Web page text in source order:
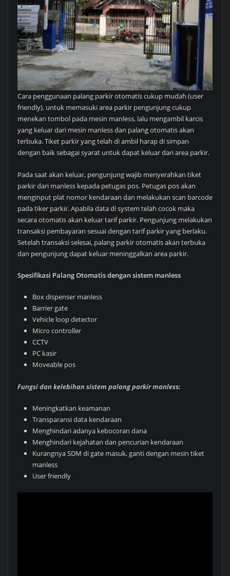
Cara penggunaan palang parkir otomatis cukup mudah (user
friendly), untuk memasuki area parkir pengunjung cukup
menekan tombol pada mesin manless, lalu mengambil karcis
yang keluar dari mesin manless dan palang otomatis akan
terbuka. Tiket parkir yang telah di ambil harap di simpan
dengan baik sebagai syarat untuk dapat keluar dari area parkir.
Pada saat akan keluar, pengunjung wajib menyerahkan tiket
parkir dari manless kepada petugas pos. Petugas pos akan
menginput plat nomor kendaraan dan melakukan scan barcode
pada tiker parkir. Apabila data di system telah cocok maka
secara otomatis akan keluar tarif parkir. Pengunjung melakukan
transaksi pembayaran sesuai dengan tarif parkir yang berlaku.
Setelah transaksi selesai, palang parkir otomatis akan terbuka
dan pengunjung dapat keluar meninggalkan area parkir.
Spesifikasi Palang Otomatis dengan sistem manless
Box dispenser manless
Barrier gate
Vehicle loop detector
Micro controller
CCTV
PC kasir
Moveable pos
Fungsi dan kelebihan sistem palang parkir manless:
Meningkatkan keamanan
Transparansi data kendaraan
Menghindari adanya kebocoran dana
Menghindari kejahatan dan pencurian kendaraan
Kurangnya SDM di gate masuk, ganti dengan mesin tiket
manless
User friendly